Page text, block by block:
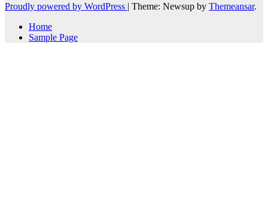
Proudly powered by WordPress | Theme: Newsup by Themeansar.
Home
Sample Page